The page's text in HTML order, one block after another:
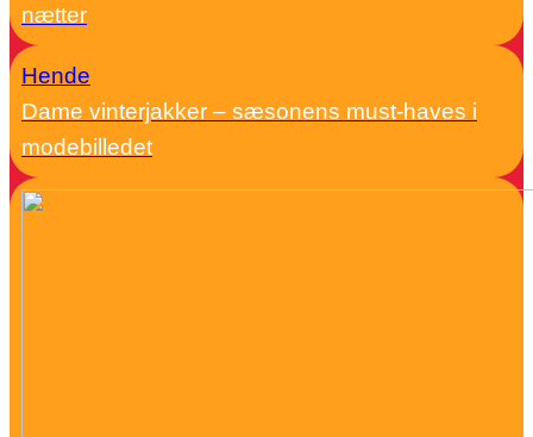
nætter
Hende
Dame vinterjakker – sæsonens must-haves i
modebilledet